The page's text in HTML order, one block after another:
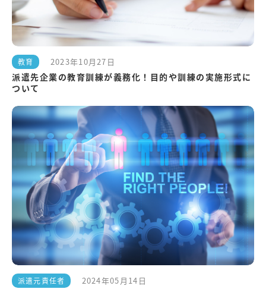
教育 2023年10月27日
派遣先企業の教育訓練が義務化！目的や訓練の実施形式に
ついて
派遣元責任者 2024年05月14日